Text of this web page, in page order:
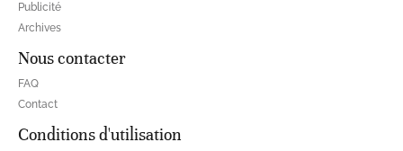
Publicité
Archives
Nous contacter
FAQ
Contact
Conditions d'utilisation